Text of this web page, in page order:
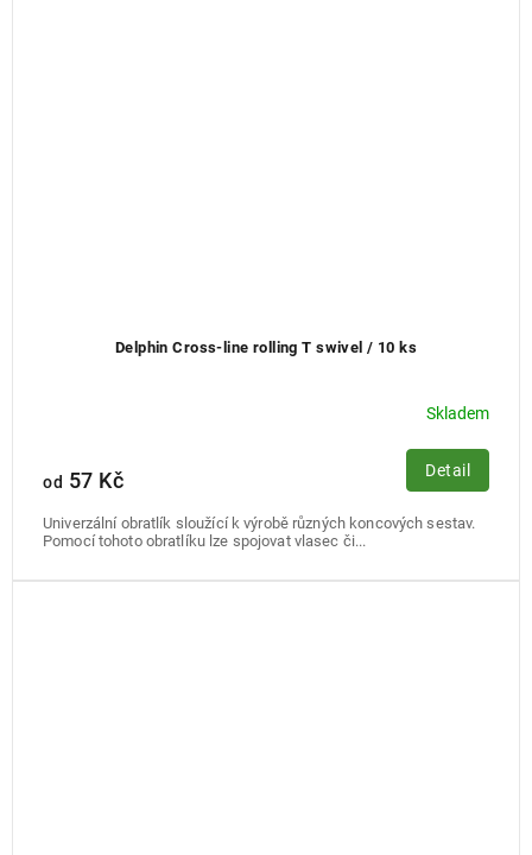
Delphin Cross-line rolling T swivel / 10 ks
Skladem
od 57 Kč Detail
Univerzální obratlík sloužící k výrobě různých koncových sestav.
Pomocí tohoto obratlíku lze spojovat vlasec či...